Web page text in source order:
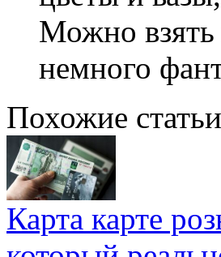
Можно взять
немного
Похожие статьи
Карта карте